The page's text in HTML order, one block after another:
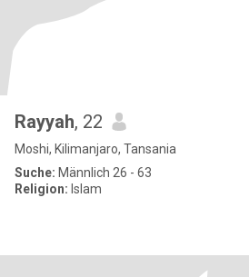
Rayyah, 22
Moshi, Kilimanjaro, Tansania
Suche: Männlich 26 - 63
Religion: Islam